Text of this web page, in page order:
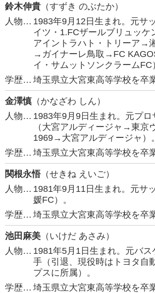
鈴木伸貴 （すずき のぶたか）
人物… 1983年9月12日生まれ。元サ
イツ・1.FCザールブリュッ
アイントラハト・トリーア→
→ガイナーレ鳥取→FC
イ・サムットソンクラームFC
学歴… 埼玉県立大宮東高等学校を卒
金澤慎（かなざわ しん）
人物… 1983年9月9日生まれ。元プ
（大宮アルディージャ→東京
1969→大宮アルディージャ）。
学歴… 埼玉県立大宮東高等学校を卒
関根永悟（せきね えいご）
人物… 1981年9月11日生まれ。元サ
媛FC）。
学歴… 埼玉県立大宮東高等学校を卒
池田麻美 （いけだ あさみ）
人物… 1981年5月1日生まれ。元バス
手（引退、現役時はトヨタ自
プスに所属）。
学歴… 埼玉県立大宮東高等学校を卒